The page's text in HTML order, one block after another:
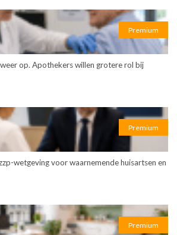
Premium
op. Apothekers willen grotere rol bij
Premium
wetgeving voor waarnemende huisartsen en
Premium